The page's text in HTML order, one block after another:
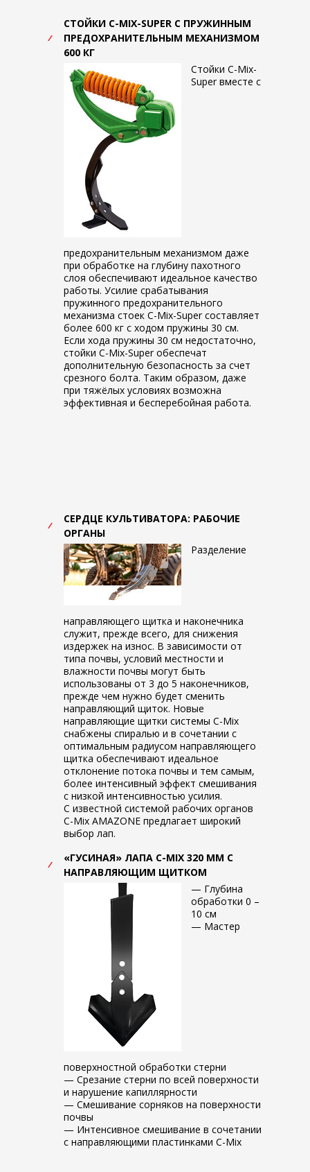
СТОЙКИ C-MIX-SUPER С ПРУЖИННЫМ
ПРЕДОХРАНИТЕЛЬНЫМ МЕХАНИЗМОМ
600 КГ
Стойки C-Mix-
Super вместе с
предохранительным механизмом даже
при обработке на глубину пахотного
слоя обеспечивают идеальное качество
работы. Усилие срабатывания
пружинного предохранительного
механизма стоек C-Mix-Super составляет
более 600 кг с ходом пружины 30 см.
Если хода пружины 30 см недостаточно,
стойки C-Mix-Super обеспечат
дополнительную безопасность за счет
срезного болта. Таким образом, даже
при тяжёлых условиях возможна
эффективная и бесперебойная работа.
СЕРДЦЕ КУЛЬТИВАТОРА: РАБОЧИЕ
ОРГАНЫ
Разделение
направляющего щитка и наконечника
служит, прежде всего, для снижения
издержек на износ. В зависимости от
типа почвы, условий местности и
влажности почвы могут быть
использованы от 3 до 5 наконечников,
прежде чем нужно будет сменить
направляющий щиток. Новые
направляющие щитки системы C-Mix
снабжены спиралью и в сочетании с
оптимальным радиусом направляющего
щитка обеспечивают идеальное
отклонение потока почвы и тем самым,
более интенсивный эффект смешивания
с низкой интенсивностью усилия.
С известной системой рабочих органов
C-Mix AMAZONE предлагает широкий
выбор лап.
«ГУСИНАЯ» ЛАПА C-MIX 320 ММ С
НАПРАВЛЯЮЩИМ ЩИТКОМ
— Глубина
обработки 0 –
10 см
— Мастер
поверхностной обработки стерни
— Срезание стерни по всей поверхности
и нарушение капиллярности
— Смешивание сорняков на поверхности
почвы
— Интенсивное смешивание в сочетании
с направляющими пластинками C-Mix